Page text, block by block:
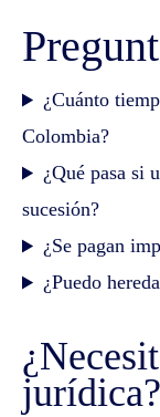
¿Cuánto
Colombia?
¿Qué pasa si
sucesión?
¿Se pagan
¿Puedo
jurídica?